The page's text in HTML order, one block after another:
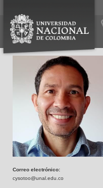
Correo electrónico:
cysotoo@unal.edu.co